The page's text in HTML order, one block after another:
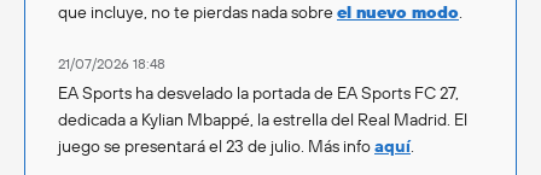
que incluye, no te pierdas nada sobreel nuevo modo.
21/07/2026 18:48
EA Sports ha desvelado la portada de EA Sports FC 27,
dedicada a Kylian Mbappé, la estrella del Real Madrid. El
juego se presentará el 23 de julio. Más infoaquí.